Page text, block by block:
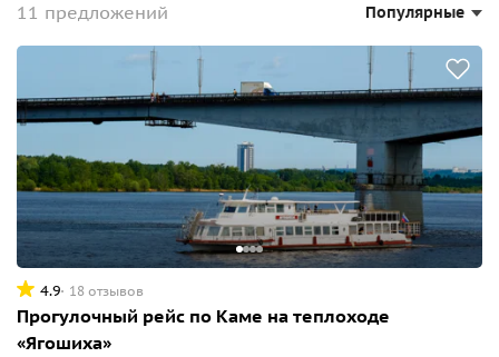
11 предложений Популярные
4.9 18 отзывов
Прогулочный рейс по Каме на теплоходе
«Ягошиха»